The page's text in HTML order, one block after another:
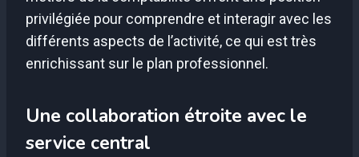
privilégiée pour comprendre et interagir avec les
différents aspects de l’activité, ce qui est très
enrichissant sur le plan professionnel.
Une collaboration étroite avec le
service central